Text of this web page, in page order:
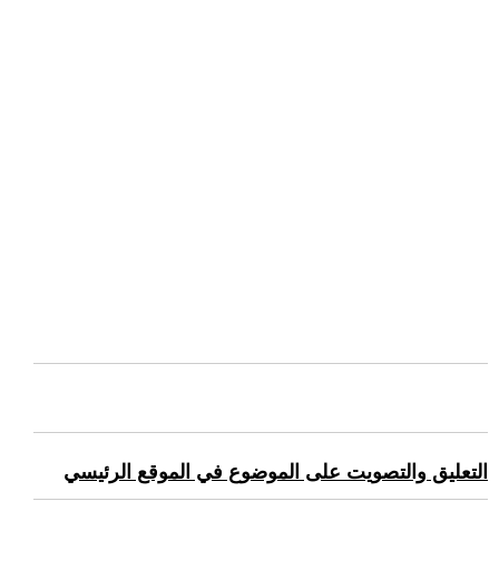
التعليق والتصويت على الموضوع في الموقع الرئيسي